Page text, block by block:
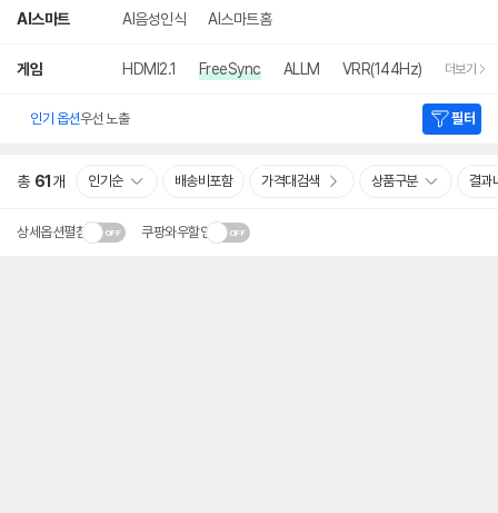
AI스마트 AI음성인식 AI스마트홈
게임 HDMI2.1 FreeSync ALLM VRR(144Hz) 더보기
인기 옵션우선 노출 필터
총 61 개 인기순 배송비포함 가격대검색 상품구분 결과
상세옵션펼침 쿠팡와우할인